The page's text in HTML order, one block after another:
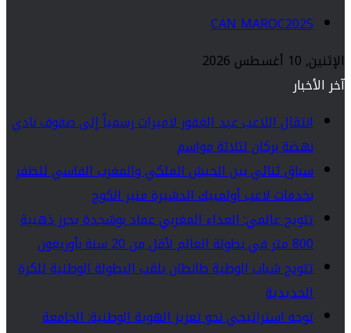
CAN MAROC2025
الإثنين, 10 أغسطس 2026
آخر الأخبار
انتقال اللاعب عبد الغفور لاميرات رسمياً إلى صفوف نادي
نهضة بركان لثلاثة مواسم
سباق ثنائي بين الجيش الملكي والمغرب الفاسي للظفر
بخدمات لاعب أولمبيك الدشيرة منير الكوج
تتويج عالمي: العداء المغربي عماد بوشجدة يحرز ذهبية
800 متر في بطولة العالم لأقل من 20 سنة بأوريغون
تتويج شباب الوطية طانطان بلقب البطولة الوطنية للكرة
الحديدية
توجه استراتيجي نحو تعزيز الهوية الوطنية: الجامعة